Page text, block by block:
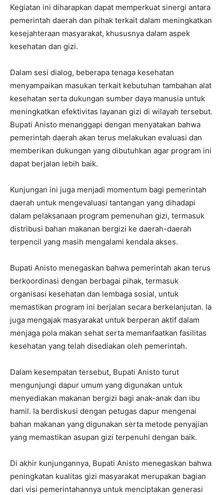
Kegiatan ini diharapkan dapat memperkuat sinergi antara
pemerintah daerah dan pihak terkait dalam meningkatkan
kesejahteraan masyarakat, khususnya dalam aspek
kesehatan dan gizi.
Dalam sesi dialog, beberapa tenaga kesehatan
menyampaikan masukan terkait kebutuhan tambahan alat
kesehatan serta dukungan sumber daya manusia untuk
meningkatkan efektivitas layanan gizi di wilayah tersebut.
Bupati Anisto menanggapi dengan menyatakan bahwa
pemerintah daerah akan terus melakukan evaluasi dan
memberikan dukungan yang dibutuhkan agar program ini
dapat berjalan lebih baik.
Kunjungan ini juga menjadi momentum bagi pemerintah
daerah untuk mengevaluasi tantangan yang dihadapi
dalam pelaksanaan program pemenuhan gizi, termasuk
distribusi bahan makanan bergizi ke daerah-daerah
terpencil yang masih mengalami kendala akses.
Bupati Anisto menegaskan bahwa pemerintah akan terus
berkoordinasi dengan berbagai pihak, termasuk
organisasi kesehatan dan lembaga sosial, untuk
memastikan program ini berjalan secara berkelanjutan. Ia
juga mengajak masyarakat untuk berperan aktif dalam
menjaga pola makan sehat serta memanfaatkan fasilitas
kesehatan yang telah disediakan oleh pemerintah.
Dalam kesempatan tersebut, Bupati Anisto turut
mengunjungi dapur umum yang digunakan untuk
menyediakan makanan bergizi bagi anak-anak dan ibu
hamil. Ia berdiskusi dengan petugas dapur mengenai
bahan makanan yang digunakan serta metode penyajian
yang memastikan asupan gizi terpenuhi dengan baik.
Di akhir kunjungannya, Bupati Anisto menegaskan bahwa
peningkatan kualitas gizi masyarakat merupakan bagian
dari visi pemerintahannya untuk menciptakan generasi